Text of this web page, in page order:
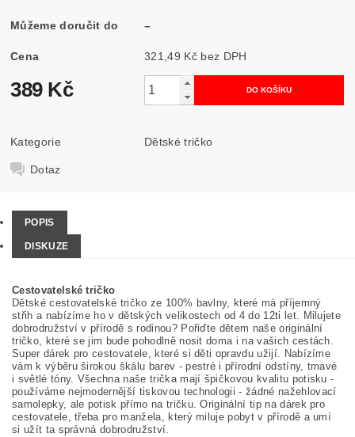
Můžeme doručit do –
Cena 321,49 Kč bez DPH
389 Kč
Kategorie Dětské tričko
Dotaz
POPIS
DISKUZE
Cestovatelské tričko
Dětské cestovatelské tričko ze 100% bavlny, které má příjemný
střih a nabízíme ho v dětských velikostech od 4 do 12ti let. Milujete
dobrodružství v přírodě s rodinou? Pořiďte dětem naše originální
tričko, které se jim bude pohodlně nosit doma i na vašich cestách.
Super dárek pro cestovatele, které si děti opravdu užijí. Nabízíme
vám k výběru širokou škálu barev - pestré i přírodní odstíny, tmavé
i světlé tóny. Všechna naše trička mají špičkovou kvalitu potisku -
používáme nejmodernější tiskovou technologii - žádné nažehlovací
samolepky, ale potisk přímo na tričku. Originální tip na dárek pro
cestovatele, třeba pro manžela, který miluje pobyt v přírodě a umí
si užít ta správná dobrodružství.